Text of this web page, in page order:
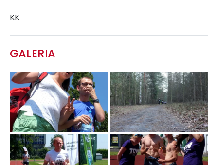
KK
GALERIA